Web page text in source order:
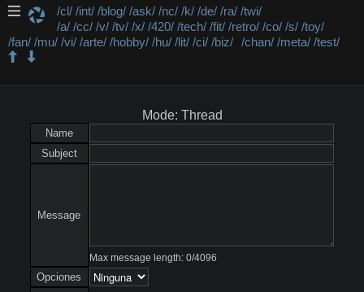
/cl/ /int/ /blog/ /ask/ /nc/ /k/ /de/ /ra/ /twi/
/a/ /cc/ /v/ /tv/ /x/ /420/ /tech/ /fit/ /retro/ /co/ /s/ /toy/
/fan/ /mu/ /vi/ /arte/ /hobby/ /hu/ /lit/ /ci/ /biz/ /chan/ /meta/ /test/
Mode: Thread
Name
Subject
Message
Max message length: 0/4096
Opciones